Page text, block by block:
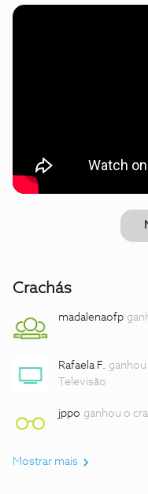
Crachás
madalenaofp
Rafaela F.
Televisão
jppo ganhou o
Mostrar mais